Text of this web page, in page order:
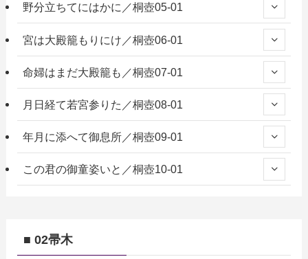
野分立ちてにはかに／桐壺05-01
宮は大殿籠もりにけ／桐壺06-01
命婦はまだ大殿籠も／桐壺07-01
月日経て若宮参りた／桐壺08-01
年月に添へて御息所／桐壺09-01
この君の御童姿いと／桐壺10-01
■ 02帚木